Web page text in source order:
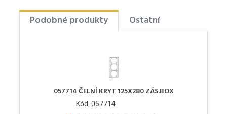
Podobné produkty Ostatní
057714 ČELNÍ KRYT 125X280 ZÁS.BOX
Kód: 057714